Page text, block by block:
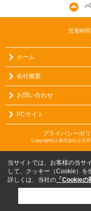
営業時
ホーム
会社概要
お問い合わせ
PCサイト
プライバシーポ
Copyright(c) 株式会社小又
当サイトでは、お客様の当サ
して、クッキー（Cookie）を
詳しくは、当社の 「Cookieの